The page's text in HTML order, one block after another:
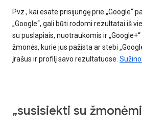
Pvz., kai esate prisijungę prie „Google“
„Google“, gali būti rodomi rezultatai iš
su puslapiais, nuotraukomis ir
žmonės, kurie jus pažįsta ar stebi
įrašus ir profilį savo rezultatuose.
„susisiekti su